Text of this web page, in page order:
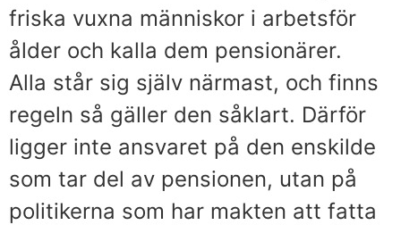
friska vuxna människor i arbetsför
ålder och kalla dem pensionärer.
Alla står sig själv närmast, och finns
regeln så gäller den såklart. Därför
ligger inte ansvaret på den enskilde
som tar del av pensionen, utan på
politikerna som har makten att fatta